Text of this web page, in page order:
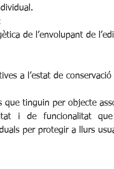
de l’envolupant de
a l’estat de conservació
que tinguin per objecte
i de funcionalitat
per protegir a llurs